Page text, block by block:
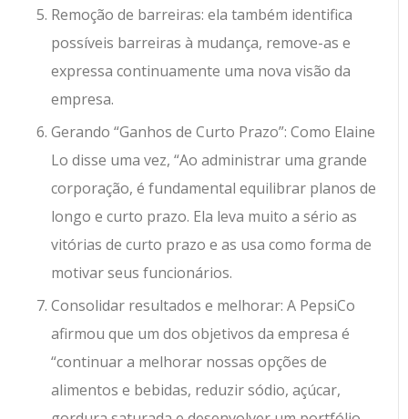
Remoção de barreiras: ela também identifica
possíveis barreiras à mudança, remove-as e
expressa continuamente uma nova visão da
empresa.
Gerando “Ganhos de Curto Prazo”: Como Elaine
Lo disse uma vez, “Ao administrar uma grande
corporação, é fundamental equilibrar planos de
longo e curto prazo. Ela leva muito a sério as
vitórias de curto prazo e as usa como forma de
motivar seus funcionários.
Consolidar resultados e melhorar: A PepsiCo
afirmou que um dos objetivos da empresa é
“continuar a melhorar nossas opções de
alimentos e bebidas, reduzir sódio, açúcar,